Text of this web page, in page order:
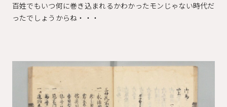
百姓でもいつ何に巻き込まれるかわかったモンじゃない時代だ
ったでしょうからね・・・